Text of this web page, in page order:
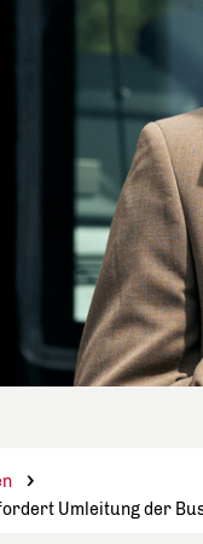
Umleitung der